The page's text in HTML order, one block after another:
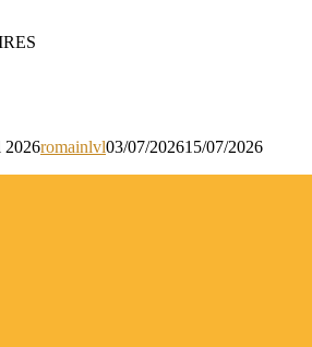
2026romainlvl03/07/202615/07/2026